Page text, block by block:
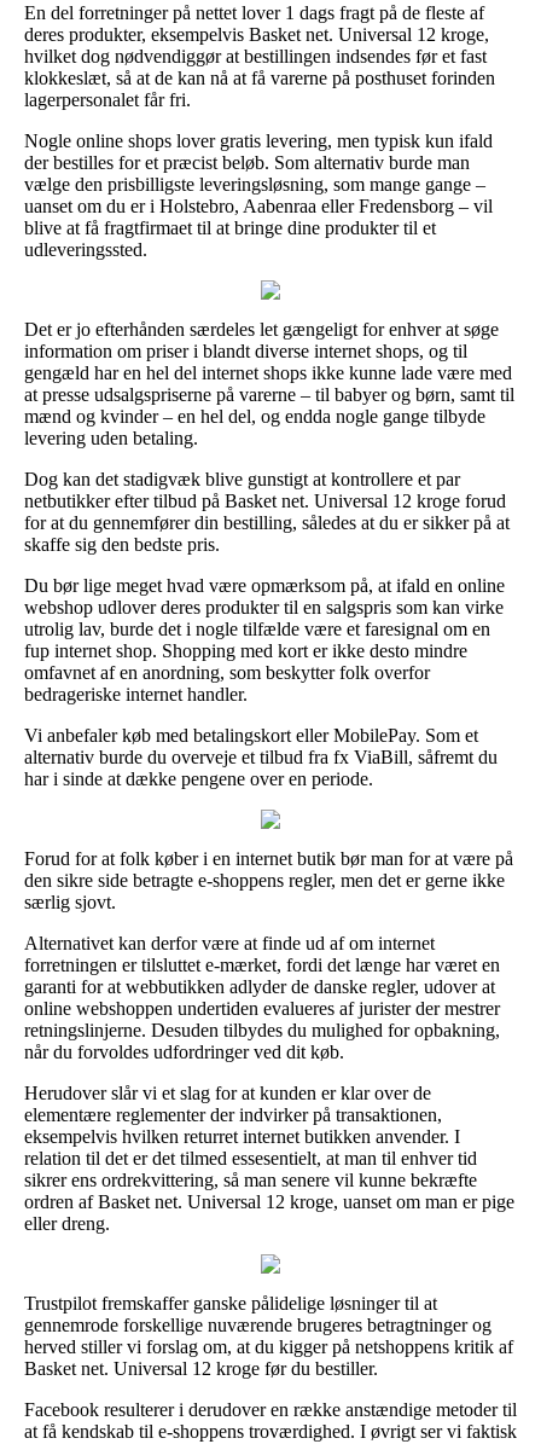
En del forretninger på nettet lover 1 dags fragt på de fleste af
deres produkter, eksempelvis Basket net. Universal 12 kroge,
hvilket dog nødvendiggør at bestillingen indsendes før et fast
klokkeslæt, så at de kan nå at få varerne på posthuset forinden
lagerpersonalet får fri.
Nogle online shops lover gratis levering, men typisk kun ifald
der bestilles for et præcist beløb. Som alternativ burde man
vælge den prisbilligste leveringsløsning, som mange gange –
uanset om du er i Holstebro, Aabenraa eller Fredensborg – vil
blive at få fragtfirmaet til at bringe dine produkter til et
udleveringssted.
Det er jo efterhånden særdeles let gængeligt for enhver at søge
information om priser i blandt diverse internet shops, og til
gengæld har en hel del internet shops ikke kunne lade være med
at presse udsalgspriserne på varerne – til babyer og børn, samt til
mænd og kvinder – en hel del, og endda nogle gange tilbyde
levering uden betaling.
Dog kan det stadigvæk blive gunstigt at kontrollere et par
netbutikker efter tilbud på Basket net. Universal 12 kroge forud
for at du gennemfører din bestilling, således at du er sikker på at
skaffe sig den bedste pris.
Du bør lige meget hvad være opmærksom på, at ifald en online
webshop udlover deres produkter til en salgspris som kan virke
utrolig lav, burde det i nogle tilfælde være et faresignal om en
fup internet shop. Shopping med kort er ikke desto mindre
omfavnet af en anordning, som beskytter folk overfor
bedrageriske internet handler.
Vi anbefaler køb med betalingskort eller MobilePay. Som et
alternativ burde du overveje et tilbud fra fx ViaBill, såfremt du
har i sinde at dække pengene over en periode.
Forud for at folk køber i en internet butik bør man for at være på
den sikre side betragte e-shoppens regler, men det er gerne ikke
særlig sjovt.
Alternativet kan derfor være at finde ud af om internet
forretningen er tilsluttet e-mærket, fordi det længe har været en
garanti for at webbutikken adlyder de danske regler, udover at
online webshoppen undertiden evalueres af jurister der mestrer
retningslinjerne. Desuden tilbydes du mulighed for opbakning,
når du forvoldes udfordringer ved dit køb.
Herudover slår vi et slag for at kunden er klar over de
elementære reglementer der indvirker på transaktionen,
eksempelvis hvilken returret internet butikken anvender. I
relation til det er det tilmed essesentielt, at man til enhver tid
sikrer ens ordrekvittering, så man senere vil kunne bekræfte
ordren af Basket net. Universal 12 kroge, uanset om man er pige
eller dreng.
Trustpilot fremskaffer ganske pålidelige løsninger til at
gennemrode forskellige nuværende brugeres betragtninger og
herved stiller vi forslag om, at du kigger på netshoppens kritik af
Basket net. Universal 12 kroge før du bestiller.
Facebook resulterer i derudover en række anstændige metoder til
at få kendskab til e-shoppens troværdighed. I øvrigt ser vi faktisk